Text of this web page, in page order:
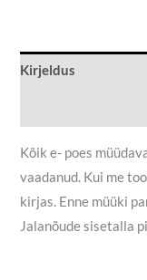
Kirjeldus
Kõik e- poes
vaadanud. Kui me
kirjas. Enne müüki
Jalanõude sisetalla